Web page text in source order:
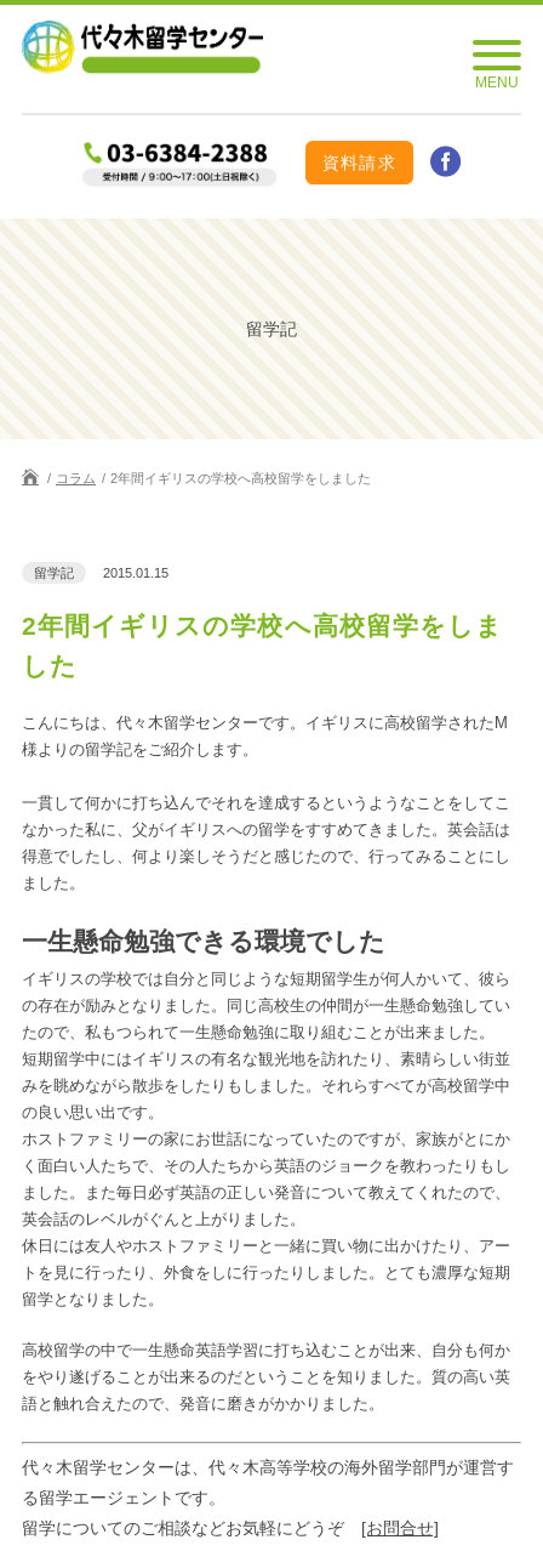
資料請求
留学記
コラム 2年間イギリスの学校へ高校留学をしました
留学記 2015.01.15
2年間イギリスの学校へ高校留学をしま
した
こんにちは、代々木留学センターです。イギリスに高校留学されたM
様よりの留学記をご紹介します。
一貫して何かに打ち込んでそれを達成するというようなことをしてこ
なかった私に、父がイギリスへの留学をすすめてきました。英会話は
得意でしたし、何より楽しそうだと感じたので、行ってみることにし
ました。
一生懸命勉強できる環境でした
イギリスの学校では自分と同じような短期留学生が何人かいて、彼ら
の存在が励みとなりました。同じ高校生の仲間が一生懸命勉強してい
たので、私もつられて一生懸命勉強に取り組むことが出来ました。
短期留学中にはイギリスの有名な観光地を訪れたり、素晴らしい街並
みを眺めながら散歩をしたりもしました。それらすべてが高校留学中
の良い思い出です。
ホストファミリーの家にお世話になっていたのですが、家族がとにか
く面白い人たちで、その人たちから英語のジョークを教わったりもし
ました。また毎日必ず英語の正しい発音について教えてくれたので、
英会話のレベルがぐんと上がりました。
休日には友人やホストファミリーと一緒に買い物に出かけたり、アー
トを見に行ったり、外食をしに行ったりしました。とても濃厚な短期
留学となりました。
高校留学の中で一生懸命英語学習に打ち込むことが出来、自分も何か
をやり遂げることが出来るのだということを知りました。質の高い英
語と触れ合えたので、発音に磨きがかかりました。
代々木留学センターは、代々木高等学校の海外留学部門が運営す
る留学エージェントです。
留学についてのご相談などお気軽にどうぞ [お問合せ]